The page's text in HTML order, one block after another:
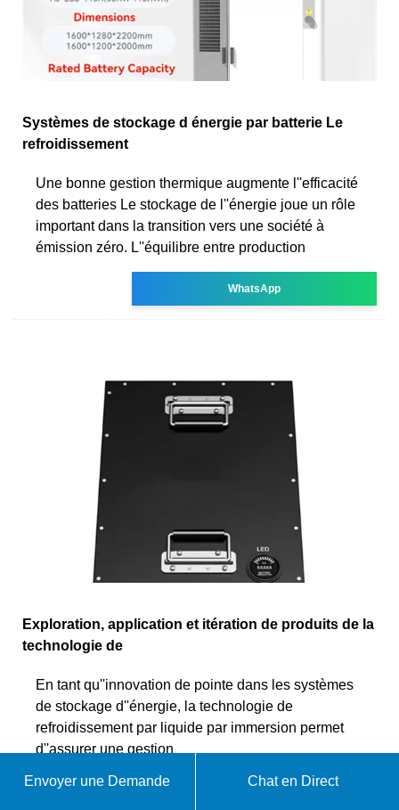
Systèmes de stockage d énergie par batterie Le
refroidissement
Une bonne gestion thermique augmente l''efficacité
des batteries Le stockage de l''énergie joue un rôle
important dans la transition vers une société à
émission zéro. L''équilibre entre production
WhatsApp
Exploration, application et itération de produits de la
technologie de
En tant qu''innovation de pointe dans les systèmes
de stockage d''énergie, la technologie de
refroidissement par liquide par immersion permet
d''assurer une gestion
WhatsApp
Envoyer une Demande Chat en Direct